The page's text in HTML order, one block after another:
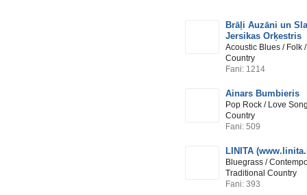
Brāļi Auzāni un
Jersikas Orķestris
Acoustic Blues / Folk
Country
Fani: 1214
Ainars Bumbieris
Pop Rock / Love
Country
Fani: 509
LINITA
Bluegrass /
Traditional Country
Fani: 393